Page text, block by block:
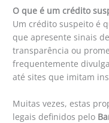
O que é um crédito
Um crédito suspeito é
que apresente sinais
transparência ou
frequentemente
até sites que imitam
Muitas vezes, estas
legais definidos pelo